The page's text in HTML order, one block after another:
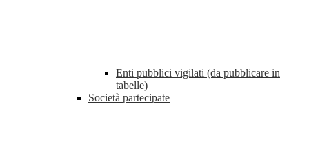
Enti pubblici vigilati (da pubblicare in
tabelle)
Società partecipate